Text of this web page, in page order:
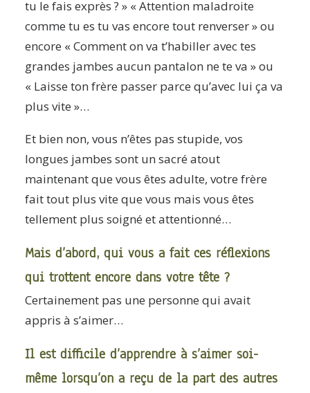
tu le fais exprès ? » « Attention maladroite
comme tu es tu vas encore tout renverser » ou
encore « Comment on va t’habiller avec tes
grandes jambes aucun pantalon ne te va » ou
« Laisse ton frère passer parce qu’avec lui ça va
plus vite »…
Et bien non, vous n’êtes pas stupide, vos
longues jambes sont un sacré atout
maintenant que vous êtes adulte, votre frère
fait tout plus vite que vous mais vous êtes
tellement plus soigné et attentionné…
Mais d’abord, qui vous a fait ces réflexions
qui trottent encore dans votre tête ?
Certainement pas une personne qui avait
appris à s’aimer…
Il est difficile d’apprendre à s’aimer soi-
même lorsqu’on a reçu de la part des autres